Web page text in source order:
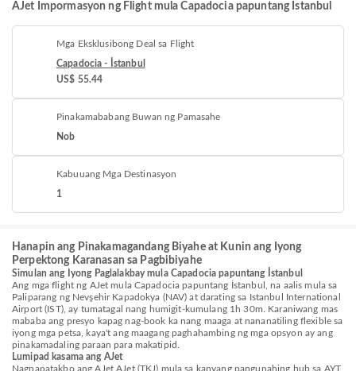
AJet Impormasyon ng Flight mula Capadocia papuntang İstanbul
Mga Eksklusibong Deal sa Flight
Capadocia - İstanbul
US$ 55.44
Pinakamababang Buwan ng Pamasahe
Nob
Kabuuang Mga Destinasyon
1
Hanapin ang Pinakamagandang Biyahe at Kunin ang Iyong
Perpektong Karanasan sa Pagbibiyahe
Simulan ang Iyong Paglalakbay mula Capadocia papuntang İstanbul
Ang mga flight ng AJet mula Capadocia papuntang İstanbul, na aalis mula sa
Paliparang ng Nevşehir Kapadokya (NAV) at darating sa Istanbul International
Airport (IST), ay tumatagal nang humigit-kumulang 1h 30m. Karaniwang mas
mababa ang presyo kapag nag-book ka nang maaga at nananatiling flexible sa
iyong mga petsa, kaya't ang maagang paghahambing ng mga opsyon ay ang
pinakamadaling paraan para makatipid.
Lumipad kasama ang AJet
Nagpapatakbo ang AJet AJet (TKJ) mula sa kanyang pangunahing hub sa AYT